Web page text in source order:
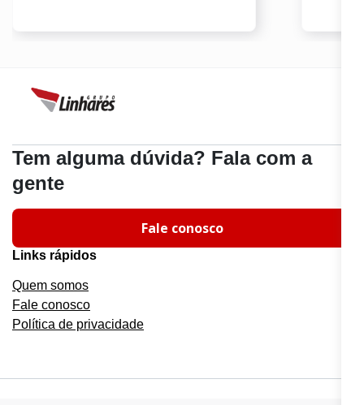
Tem alguma dúvida? Fala com a
gente
Fale conosco
Links rápidos
Quem somos
Fale conosco
Política de privacidade